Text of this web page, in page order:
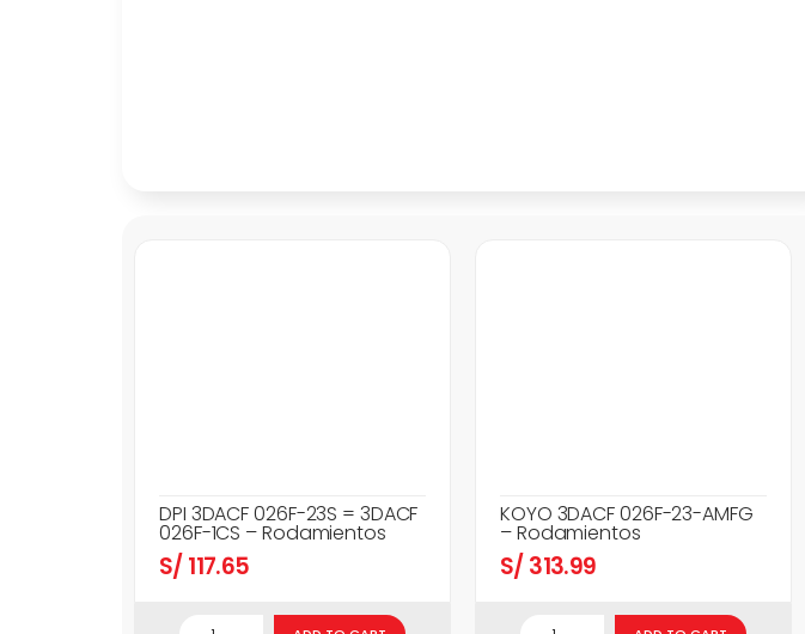
DPI 3DACF 026F-23S = 3DACF
026F-1CS – Rodamientos
S/ 117.65
KOYO 3DACF 026F-23-AMFG
– Rodamientos
S/ 313.99